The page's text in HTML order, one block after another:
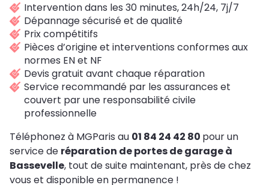
Intervention dans les 30 minutes, 24h/24, 7j/7
Dépannage sécurisé et de qualité
Prix compétitifs
Pièces d’origine et interventions conformes aux
normes EN et NF
Devis gratuit avant chaque réparation
Service recommandé par les assurances et
couvert par une responsabilité civile
professionnelle
Téléphonez à MGParis au 01 84 24 42 80 pour un
service de réparation de portes de garage à
Bassevelle, tout de suite maintenant, près de chez
vous et disponible en permanence !